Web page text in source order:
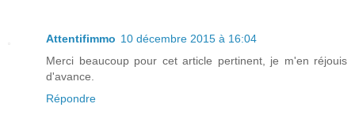
Attentifimmo 10 décembre 2015 à 16:04
Merci beaucoup pour cet article pertinent, je m'en réjouis
d'avance.
Répondre